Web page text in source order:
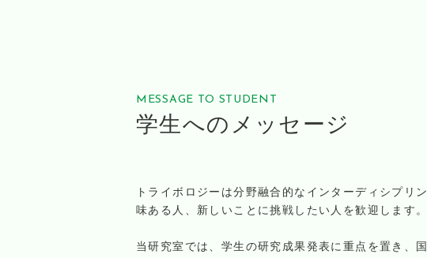
MESSAGE TO STUDENT
学生へのメッセージ
トライボロジーは分野融合的なインターディシプリ
味ある人、新しいことに挑戦したい人を歓迎します
当研究室では、学生の研究成果発表に重点を置き、